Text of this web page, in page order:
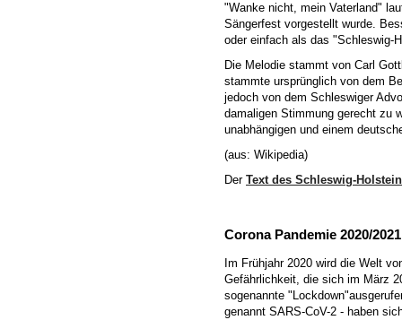
"Wanke nicht, mein Vaterland"
Sängerfest vorgestellt wurde.
oder einfach als das "Schleswig-
Die Melodie stammt von Carl
stammte ursprünglich von dem
jedoch von dem Schleswiger
damaligen Stimmung gerecht zu
unabhängigen und einem
(aus: Wikipedia)
Der Text des Schleswig-
Corona Pandemie 2020/2021
Im Frühjahr 2020 wird die Welt
Gefährlichkeit, die sich im März
sogenannte
genannt SARS-CoV-2 - haben